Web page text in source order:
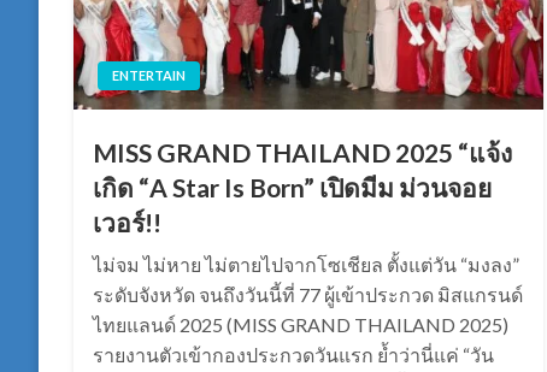
ENTERTAIN
MISS GRAND THAILAND 2025 “แจ้ง
เกิด “A Star Is Born” เปิดมีม ม่วนจอย
เวอร์!!
ไม่จม ไม่หาย ไม่ตายไปจากโซเชียล ตั้งแต่วัน “มงลง”
ระดับจังหวัด จนถึงวันนี้ที่ 77 ผู้เข้าประกวด มิสแกรนด์
ไทยแลนด์ 2025 (MISS GRAND THAILAND 2025)
รายงานตัวเข้ากองประกวดวันแรก ย้ำว่านี่แค่ “วัน